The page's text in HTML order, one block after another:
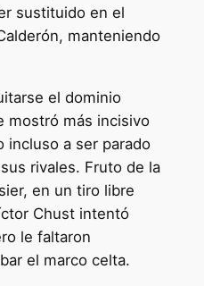
sustituido en el
manteniendo
el dominio
mostró más incisivo
incluso a ser parado
rivales. Fruto de la
en un tiro libre
Chust intentó
le faltaron
el marco celta.